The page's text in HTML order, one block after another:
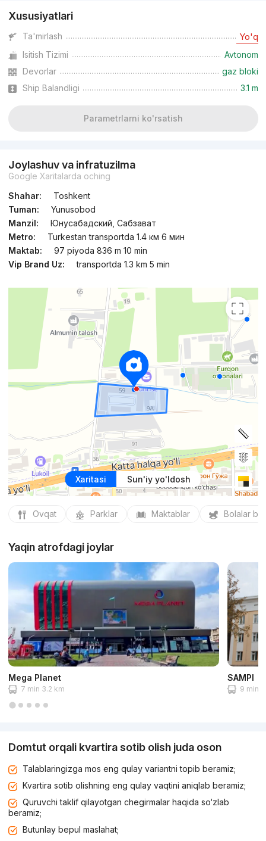
dan16.3 mln
Xususiyatlari
Ta'mirlash Yo'q
Isitish Tizimi
Avtonom
Devorlar
gaz bloki
Ship Balandligi
3.1 m
Parametrlarni ko'rsatish
Joylashuv va infratuzilma
Google Xaritalarda oching
Shahar:
Toshkent
Tuman:
Yunusobod
Manzil:
Юнусабадский, Сабзават
Metro:
Turkestan transportda 1.4 км 6 мин
Maktab:
97 piyoda 836 m 10 min
Vip Brand Uz:
transportda 1.3 km 5 min
Xaritasi Sun'iy yo'ldosh
Ovqat Parklar Maktablar Bolalar
Yaqin atrofdagi joylar
Mega Planet
7 min 3.2 km
SAMPI
9 min
Domtut orqali kvartira sotib olish juda oson
Talablaringizga mos eng qulay variantni topib beramiz;
Kvartira sotib olishning eng qulay vaqtini aniqlab beramiz;
Quruvchi taklif qilayotgan chegirmalar haqida so‘zlab
beramiz;
Butunlay bepul maslahat;